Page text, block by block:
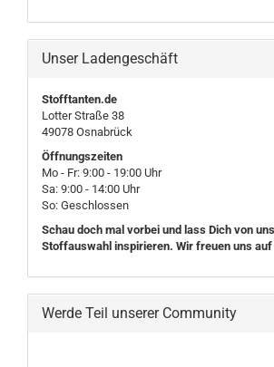
Unser Ladengeschäft
Stofftanten.de
Lotter Straße 38
49078 Osnabrück
Öffnungszeiten
Mo - Fr: 9:00 - 19:00 Uhr
Sa: 9:00 - 14:00 Uhr
So: Geschlossen
Schau doch mal vorbei und lass Dich von
Stoffauswahl inspirieren. Wir freuen uns auf
Werde Teil unserer Community